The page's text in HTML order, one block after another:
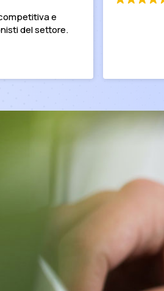
e
del settore.